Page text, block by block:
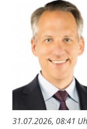
31.07.2026, 08:41